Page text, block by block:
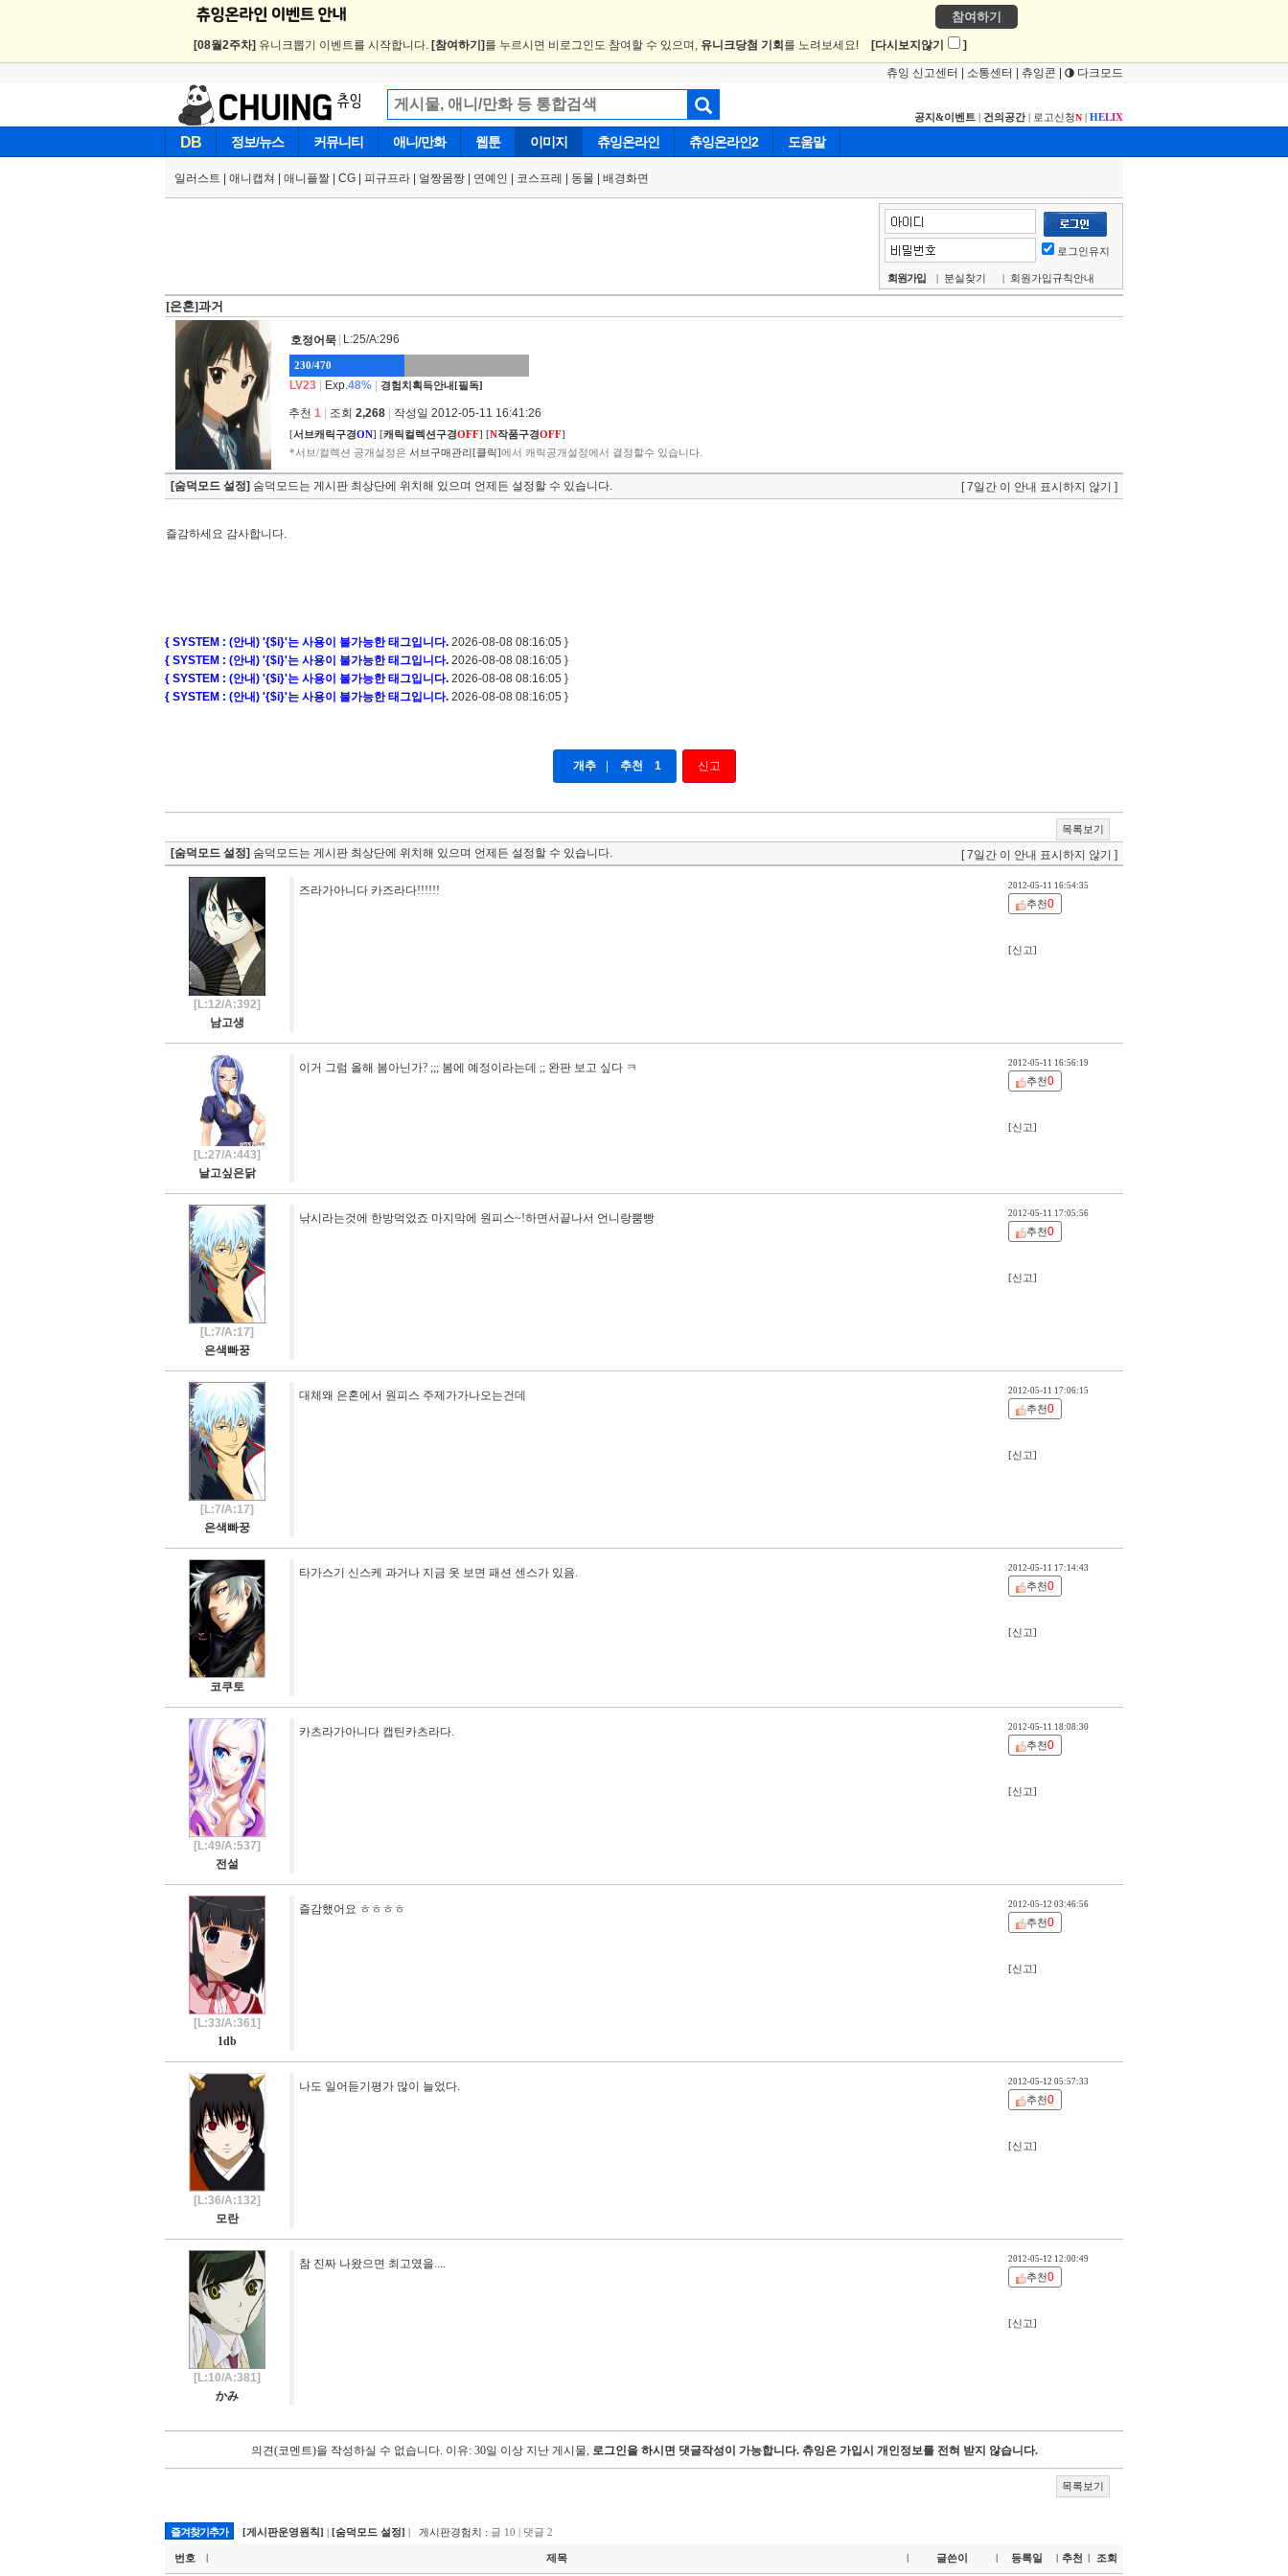
참여하기
[08월2주차] 유니크뽑기 이벤트를 시작합니다. [참여하기] 를 누르시면 비로그인도 참여할 수 있으며, 유니크당첨 기회 를 노려보세요! [다시보지않기 ]
츄잉 신고센터 소통센터 츄잉콘 다크모드
공지&이벤트 | 건의공간| 로고신청N | HELIX
DB 정보/뉴스 커뮤니티 애니/만화 웹툰 이미지 츄잉온라인 츄잉온라인2 도움말
일러스트 애니캡쳐 애니플짤 CG 피규프라 얼짱몸짱 연예인 코스프레 동물 배경화면
로그인유지
회원가입 | 분실찾기 | 회원가입규칙안내
[은혼]과거
호정어묵 L:25/A:296
230/470
LV23 Exp.48% 경험치획득안내[필독]
추천 1 조회 2,268 작성일 2012-05-11 16:41:26
[서브캐릭구경ON] [캐릭컬렉션구경OFF] [N작품구경OFF]
*서브/컬렉션 공개설정은 서브구매관리[클릭]에서 캐릭공개설정에서 결정할수 있습니다.
[숨덕모드 설정] 숨덕모드는 게시판 최상단에 위치해 있으며 언제든 설정할 수 있습니다. [ 7일간 이 안내 표시하지 않기 ]
즐감하세요 감사합니다.
{ SYSTEM : (안내) '{$i}'는 사용이 불가능한 태그입니다. 2026-08-08 08:16:05 }
{ SYSTEM : (안내) '{$i}'는 사용이 불가능한 태그입니다. 2026-08-08 08:16:05 }
{ SYSTEM : (안내) '{$i}'는 사용이 불가능한 태그입니다. 2026-08-08 08:16:05 }
{ SYSTEM : (안내) '{$i}'는 사용이 불가능한 태그입니다. 2026-08-08 08:16:05 }
개추 추천 1 신고
목록보기
[숨덕모드 설정] 숨덕모드는 게시판 최상단에 위치해 있으며 언제든 설정할 수 있습니다. [ 7일간 이 안내 표시하지 않기 ]
[L:12/A:392]
남고생
즈라가아니다 카즈라다!!!!!! 2012-05-11 16:54:35
추천0
[신고]
[L:27/A:443]
날고싶은닭
이거 그럼 올해 봄아닌가? ;;; 봄에 예정이라는데 ;; 완판 보고 싶다 ㅋ 2012-05-11 16:56:19
추천0
[신고]
[L:7/A:17]
은색빠꿍
낚시라는것에 한방먹었죠 마지막에 원피스~!하면서끝나서 언니랑뿜빵 2012-05-11 17:05:56
추천0
[신고]
[L:7/A:17]
은색빠꿍
대체왜 은혼에서 원피스 주제가가나오는건데 2012-05-11 17:06:15
추천0
[신고]
코쿠토
타가스기 신스케 과거나 지금 옷 보면 패션 센스가 있음. 2012-05-11 17:14:43
추천0
[신고]
[L:49/A:537]
전설
카츠라가아니다 캡틴카츠라다. 2012-05-11 18:08:30
추천0
[신고]
[L:33/A:361]
1db
즐감했어요 ㅎㅎㅎㅎ 2012-05-12 03:46:56
추천0
[신고]
[L:36/A:132]
모란
나도 일어듣기평가 많이 늘었다. 2012-05-12 05:57:33
추천0
[신고]
[L:10/A:381]
かみ
참 진짜 나왔으면 최고였을.... 2012-05-12 12:00:49
추천0
[신고]
의견(코멘트)을 작성하실 수 없습니다. 이유: 30일 이상 지난 게시물, 로그인을 하시면 댓글작성이 가능합니다. 츄잉은 가입시 개인정보를 전혀 받지 않습니다.
목록보기
즐겨찾기추가 [게시판운영원칙] | [숨덕모드 설정] | 게시판경험치 : 글 10 | 댓글 2
번호 제목 글쓴이 등록일 추천 조회